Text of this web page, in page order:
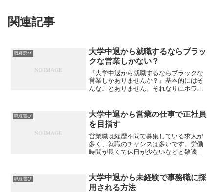
関連記事
職種選び
大学中退から就職するならブラッ
クな営業しかない？
『大学中退から就職するならブラックな
営業しかありませんか？』基本的にはそ
んなことありません。それなりにホワイ
職歴ハンデのために多くの人が就職活動
に苦労しますが、少なくと...
職種選び
大学中退から営業の仕事で正社員
を目指す
営業職は経歴不問で募集している求人が
多く、就職のチャンスは多いです。労働
時間が長くて休日が少ないなどと敬遠さ
リットもあります。顧客となる対象や仕
事内容、採用にあたって有...
職種選び
大学中退から未経験で事務職に採
用される方法